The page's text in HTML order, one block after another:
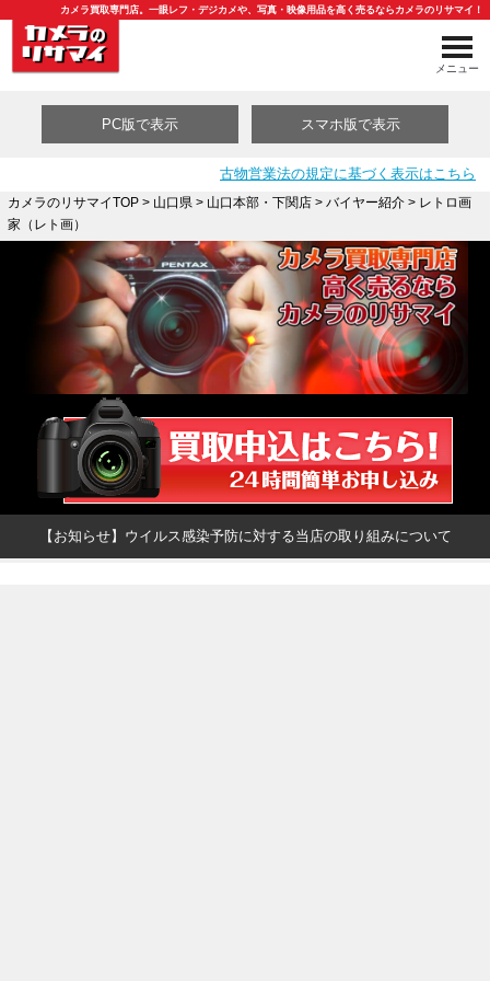
カメラ買取専門店。一眼レフ・デジカメや、写真・映像用品を高く売るならカメラのリサマイ！
メニュー
PC版で表示 スマホ版で表示
古物営業法の規定に基づく表示はこちら
カメラのリサマイTOP> 山口県 > 山口本部・下関店> バイヤー紹介> レトロ画
家（レト画）
【お知らせ】ウイルス感染予防に対する当店の取り組みについて